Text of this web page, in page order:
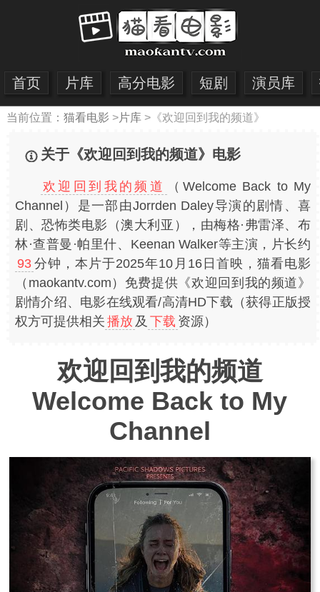
首页 片库 高分电影 短剧 演员库
当前位置： 猫看电影 >片库>《欢迎回到我的频道》
关于《欢迎回到我的频道》电影
欢迎回到我的频道
（Welcome Back to My
Channel）是一部由Jorrden Daley导演的剧情、喜
剧、恐怖类电影（澳大利亚），由梅格·弗雷泽、布
林·查普曼·帕里什、Keenan Walker等主演，片长约
93 分钟，本片于2025年10月16日首映，猫看电影
（maokantv.com）免费提供《欢迎回到我的频道》
剧情介绍、电影在线观看/高清HD下载（获得正版授
权方可提供相关 播放 及 下载 资源）
欢迎回到我的频道
Welcome Back to My
Channel